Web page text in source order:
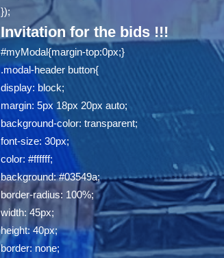
});
Invitation for the bids !!!
#myModal{margin-top:0px;}
.modal-header button{
display: block;
margin: 5px 18px 20px auto;
background-color: transparent;
font-size: 30px;
color: #ffffff;
background: #03549a;
border-radius: 100%;
width: 45px;
height: 40px;
border: none;